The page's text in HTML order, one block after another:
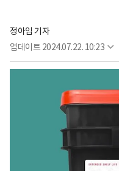
정아임 기자
업데이트 2024.07.22. 10:23